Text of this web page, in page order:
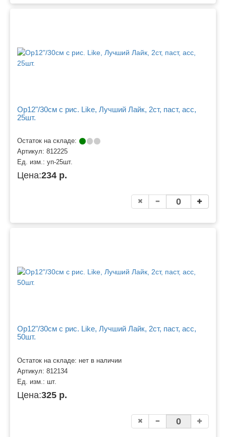
Ор12"/30см с рис. Like, Лучший Лайк, 2ст, паст, асс,
25шт.
Остаток на складе:
Артикул: 812225
Ед. изм.: уп-25шт.
Цена:234 р.
Ор12"/30см с рис. Like, Лучший Лайк, 2ст, паст, асс,
50шт.
Остаток на складе: нет в наличии
Артикул: 812134
Ед. изм.: шт.
Цена:325 р.